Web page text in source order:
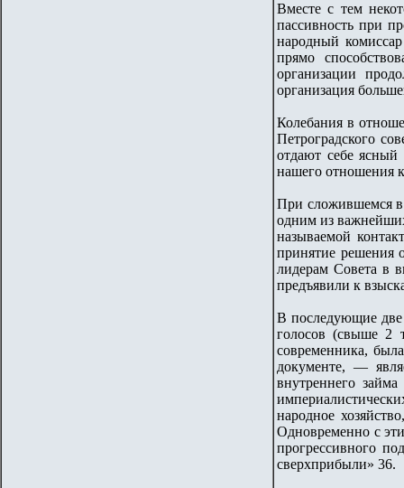
Вместе с тем
пассивность при
народный
прямо
организации
организация
Колебания в
Петроградского
отдают себе
нашего отношения
При сложившемся в
одним из
называемой
принятие решения
лидерам Совета в
предъявили к
В последующие две
голосов (свыше 2
современника,
документе, —
внутреннего
народное
Одновременно с
прогрессивного
сверхприбыли» 36.